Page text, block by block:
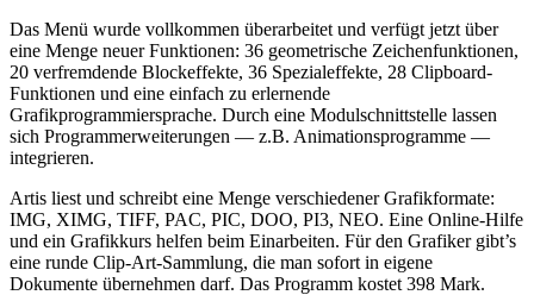
Das Menü wurde vollkommen überarbeitet und verfügt jetzt über
eine Menge neuer Funktionen: 36 geometrische Zeichenfunktionen,
20 verfremdende Blockeffekte, 36 Spezialeffekte, 28 Clipboard-
Funktionen und eine einfach zu erlernende
Grafikprogrammiersprache. Durch eine Modulschnittstelle lassen
sich Programmerweiterungen — z.B. Animationsprogramme —
integrieren.
Artis liest und schreibt eine Menge verschiedener Grafikformate:
IMG, XIMG, TIFF, PAC, PIC, DOO, PI3, NEO. Eine Online-Hilfe
und ein Grafikkurs helfen beim Einarbeiten. Für den Grafiker gibt’s
eine runde Clip-Art-Sammlung, die man sofort in eigene
Dokumente übernehmen darf. Das Programm kostet 398 Mark.